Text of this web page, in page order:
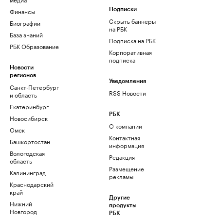
Финансы
Биографии
База знаний
РБК Образование
Новости
регионов
Санкт-Петербург
и область
Екатеринбург
Новосибирск
Омск
Башкортостан
Вологодская
область
Калининград
Краснодарский
край
Нижний
Новгород
Подписки
Скрыть баннеры
на РБК
Подписка на РБК
Корпоративная
подписка
Уведомления
RSS Новости
РБК
О компании
Контактная
информация
Редакция
Размещение
рекламы
Другие
продукты
РБК